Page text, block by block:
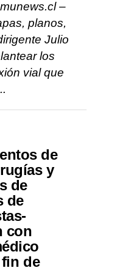
–
planos,
Julio
los
vial que
de
y
de
de
con
de